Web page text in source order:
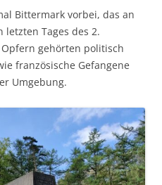
Bittermark vorbei, das an
letzten Tages des 2.
gehörten politisch
französische Gefangene
Umgebung.